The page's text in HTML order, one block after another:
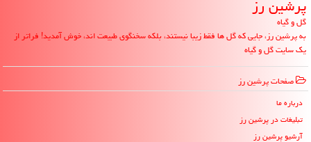
پرشین رز
گل و گیاه
به پرشین رز، جایی که گل ها فقط زیبا نیستند، بلکه سخنگوی طبیعت اند، خوش آمدید! فراتر از
یک سایت گل و گیاه
صفحات پرشین رز
درباره ما
تبلیغات در پرشین رز
آرشیو پرشین رز